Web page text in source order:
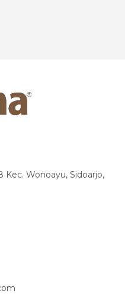
Kec. Wonoayu, Sidoarjo,